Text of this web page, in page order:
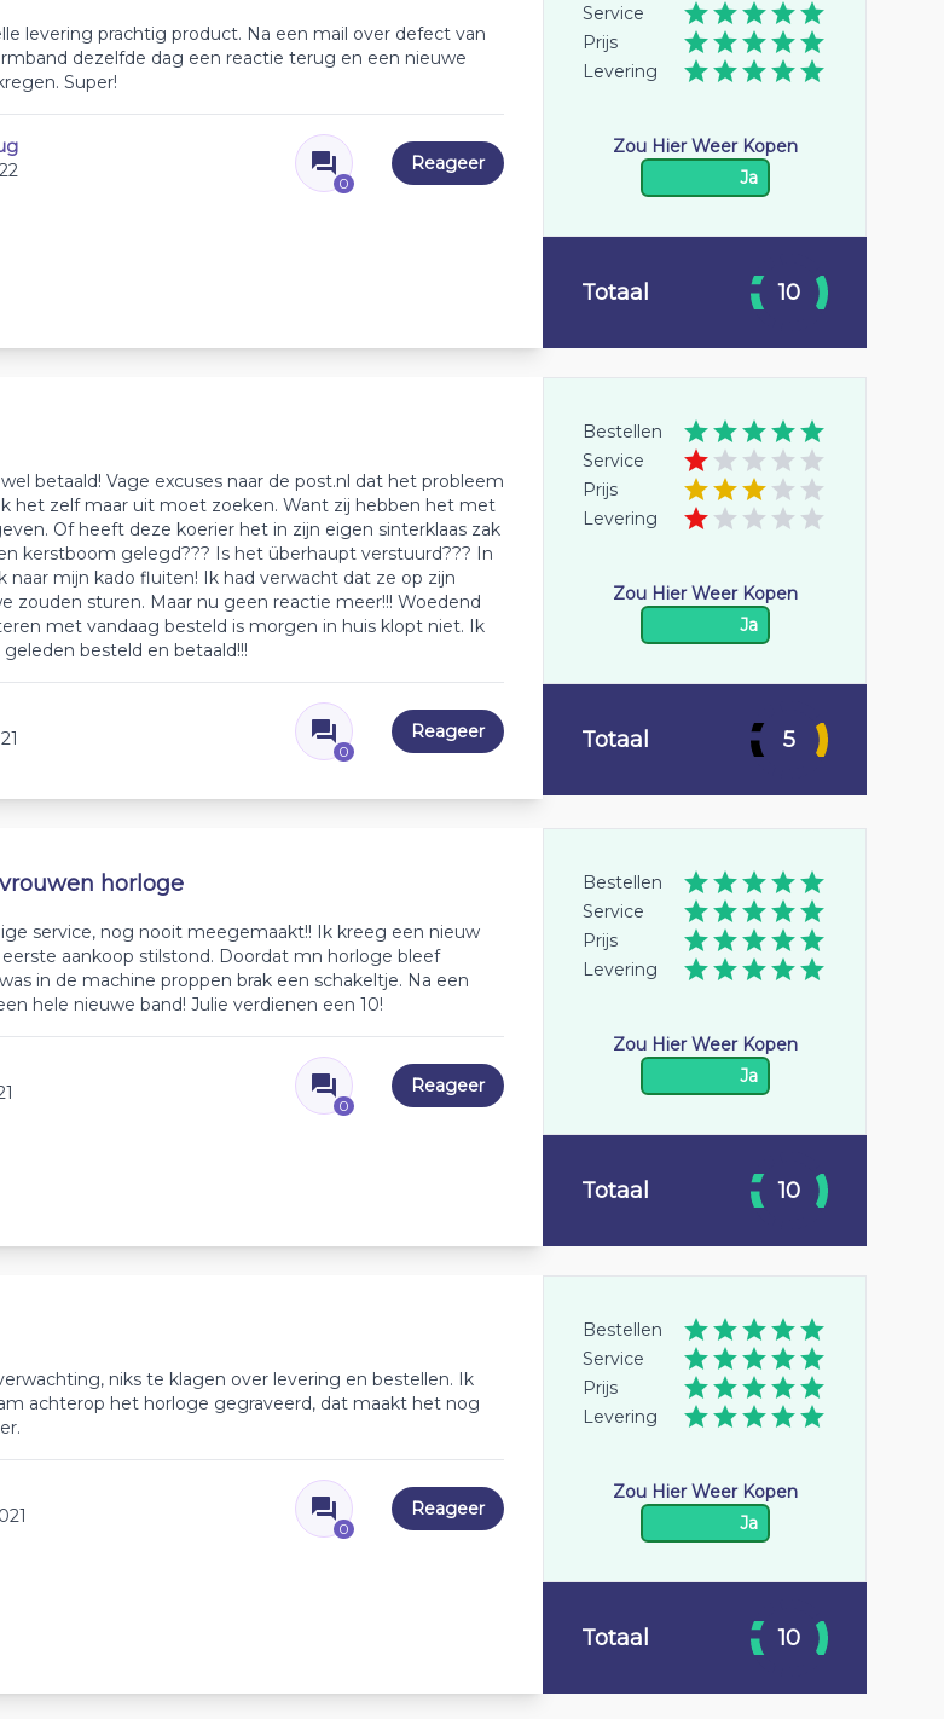
levering prachtig product. Na een mail over defect van
dezelfde dag een reactie terug en een nieuwe
Super!
0
Reageer
Service
Prijs
Levering
Zou Hier Weer Kopen
Ja
Totaal 10
betaald! Vage excuses naar de post.nl dat het probleem
het zelf maar uit moet zoeken. Want zij hebben het met
Of heeft deze koerier het in zijn eigen sinterklaas zak
kerstboom gelegd??? Is het überhaupt verstuurd??? In
naar mijn kado fluiten! Ik had verwacht dat ze op zijn
zouden sturen. Maar nu geen reactie meer!!! Woedend
met vandaag besteld is morgen in huis klopt niet. Ik
besteld en betaald!!!
0
Reageer
Bestellen
Service
Prijs
Levering
Zou Hier Weer Kopen
Ja
Totaal 5
horloge
service, nog nooit meegemaakt!! Ik kreeg een nieuw
aankoop stilstond. Doordat mn horloge bleef
in de machine proppen brak een schakeltje. Na een
hele nieuwe band! Julie verdienen een 10!
0
Reageer
Bestellen
Service
Prijs
Levering
Zou Hier Weer Kopen
Ja
Totaal 10
niks te klagen over levering en bestellen. Ik
achterop het horloge gegraveerd, dat maakt het nog
0
Reageer
Bestellen
Service
Prijs
Levering
Zou Hier Weer Kopen
Ja
Totaal 10